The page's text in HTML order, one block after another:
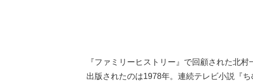
『ファミリーヒストリー』で回顧された北
出版されたのは1978年。連続テレビ小説『